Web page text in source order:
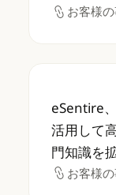
お客様
お客様の
eSentire
活用して
門知識を
お客様
お客様の